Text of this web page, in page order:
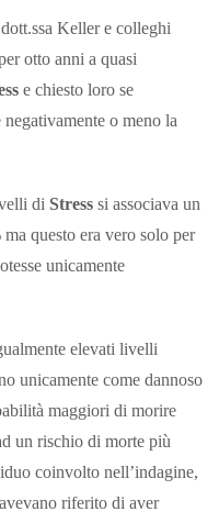
Keller e colleghi
otto anni a quasi
e chiesto loro se
negativamente o meno la
di Stress si associava un
questo era vero solo per
unicamente
elevati livelli
unicamente come dannoso
maggiori di morire
un rischio di morte più
coinvolto nell’indagine,
riferito di aver